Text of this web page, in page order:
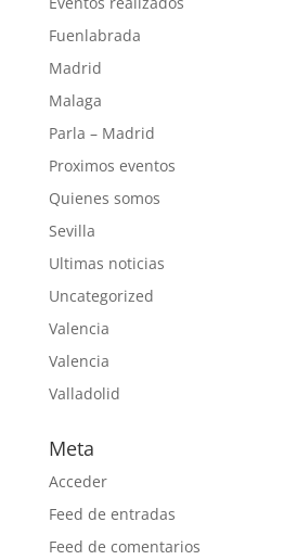
Fuenlabrada
Madrid
Malaga
Parla – Madrid
Proximos eventos
Quienes somos
Sevilla
Ultimas noticias
Uncategorized
Valencia
Valencia
Valladolid
Meta
Acceder
Feed de entradas
Feed de comentarios